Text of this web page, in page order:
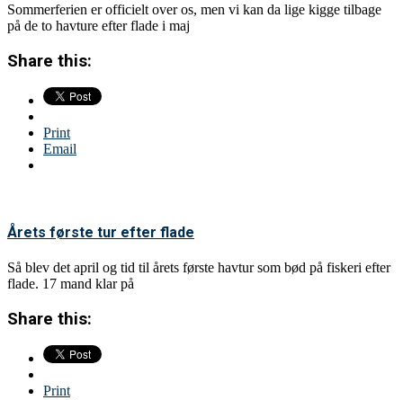
Sommerferien er officielt over os, men vi kan da lige kigge tilbage
på de to havture efter flade i maj
Share this:
Print
Email
Årets første tur efter flade
Så blev det april og tid til årets første havtur som bød på fiskeri efter
flade. 17 mand klar på
Share this:
Print